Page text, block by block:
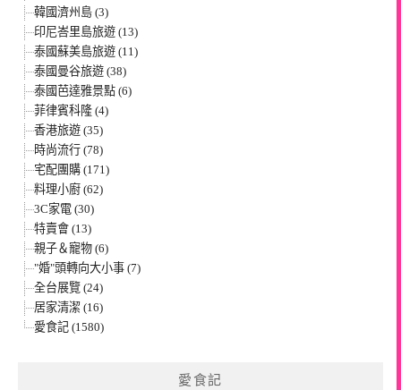
韓國濟州島 (3)
印尼峇里島旅遊 (13)
泰國蘇美島旅遊 (11)
泰國曼谷旅遊 (38)
泰國芭達雅景點 (6)
菲律賓科隆 (4)
香港旅遊 (35)
時尚流行 (78)
宅配團購 (171)
料理小廚 (62)
3C家電 (30)
特賣會 (13)
親子＆寵物 (6)
"婚"頭轉向大小事 (7)
全台展覽 (24)
居家清潔 (16)
愛食記 (1580)
愛食記